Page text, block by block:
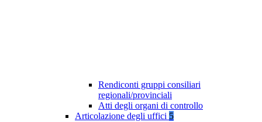
Rendiconti gruppi consiliari
regionali/provinciali
Atti degli organi di controllo
Articolazione degli uffici 5